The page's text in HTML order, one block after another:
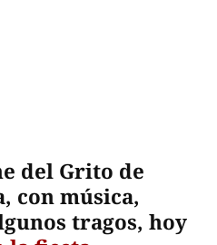
del Grito de
con música,
tragos, hoy